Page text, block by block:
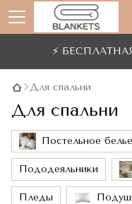
⚡
Для спальни
Для спальни
Постельное белье
Пододеяльники
Пледы